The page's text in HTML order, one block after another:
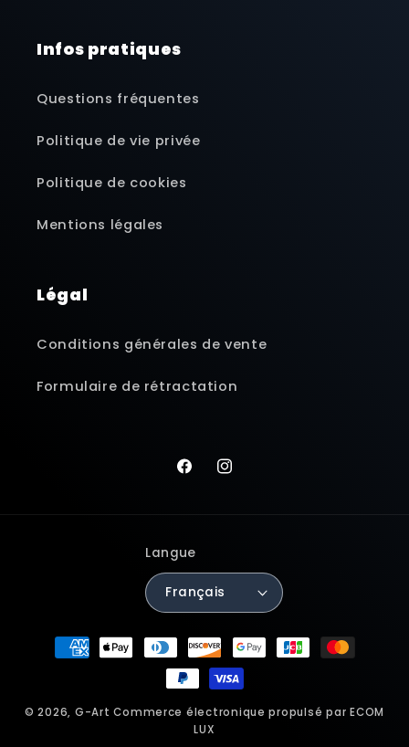
Infos pratiques
Questions fréquentes
Politique de vie privée
Politique de cookies
Mentions légales
Légal
Conditions générales de vente
Formulaire de rétractation
FacebookInstagram
Langue
Français
Moyens
© 2026, G-Art Commerce électronique propulsé par ECOM
LUX